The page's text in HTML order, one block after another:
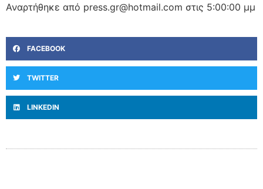
Αναρτήθηκε από press.gr@hotmail.com στις 5:00:00 μμ
FACEBOOK
TWITTER
LINKEDIN